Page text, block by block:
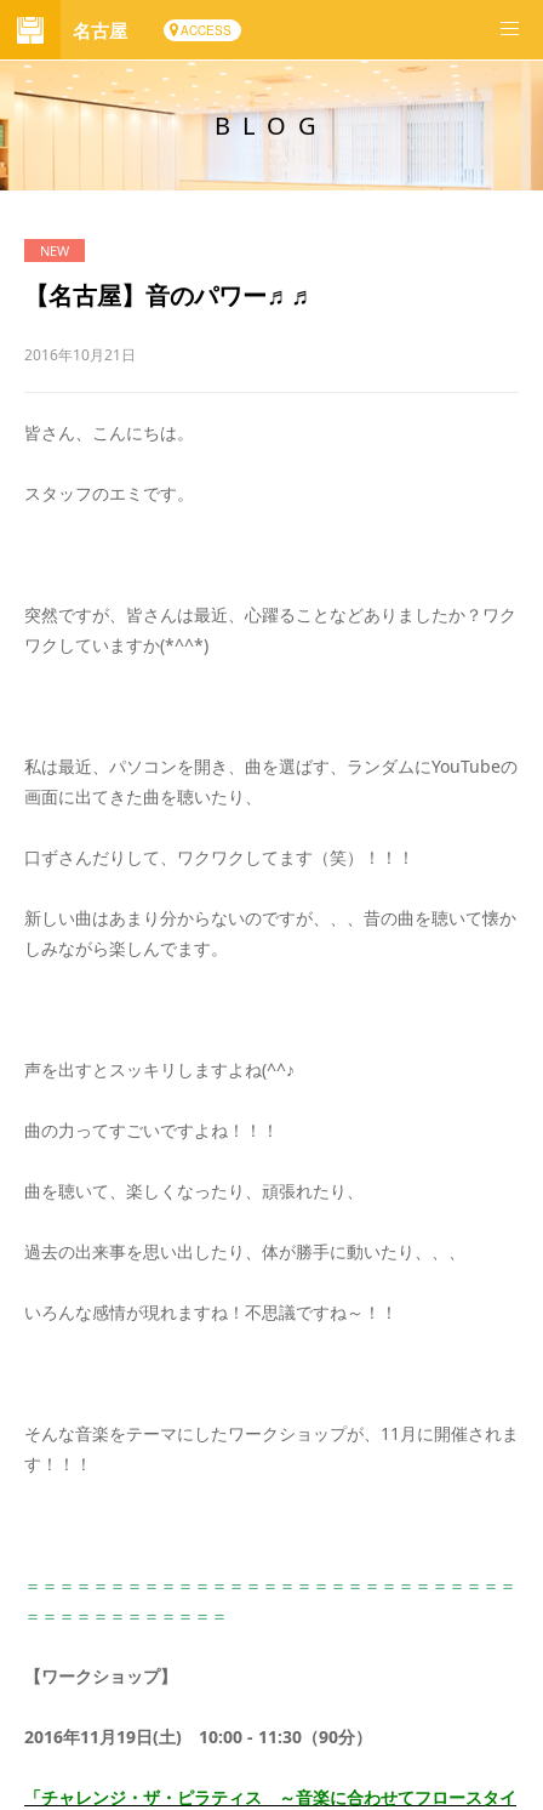
名古屋 ACCESS
BLOG
【名古屋】音のパワー♬♬
2016年10月21日
皆さん、こんにちは。
スタッフのエミです。
突然ですが、皆さんは最近、心躍ることなどありましたか？ワク
ワクしていますか(*^^*)
私は最近、パソコンを開き、曲を選ばす、ランダムにYouTubeの
画面に出てきた曲を聴いたり、
口ずさんだりして、ワクワクしてます（笑）！！！
新しい曲はあまり分からないのですが、、、昔の曲を聴いて懐か
しみながら楽しんでます。
声を出すとスッキリしますよね(^^♪
曲の力ってすごいですよね！！！
曲を聴いて、楽しくなったり、頑張れたり、
過去の出来事を思い出したり、体が勝手に動いたり、、、
いろんな感情が現れますね！不思議ですね～！！
そんな音楽をテーマにしたワークショップが、11月に開催されま
す！！！
＝＝＝＝＝＝＝＝＝＝＝＝＝＝＝＝＝＝＝＝＝＝＝＝＝＝＝＝＝
＝＝＝＝＝＝＝＝＝＝＝＝
【ワークショップ】
2016年11月19日(土) 10:00 - 11:30（90分）
「チャレンジ・ザ・ピラティス ～音楽に合わせてフロースタイ